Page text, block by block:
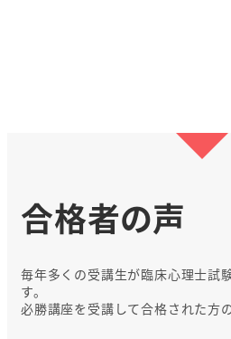
合格者の声
毎年多くの受講生が臨床心理士試
す。
必勝講座を受講して合格された方